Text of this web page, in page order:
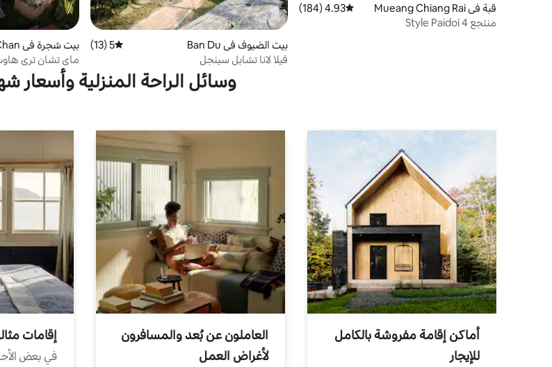
قبة في Mueang Chiang Rai متوسط التقييم 4.93 من 5، 184 مراجعات
4.93 (184)
منتجع Style Paidoi 4
بيت الضيوف في Ban Du متوسط التقييم 5 من 5، 13 مراجعات
5 (13)
فيلا لانا تشابل سينجل
بيت شجرة في Mae Chan
ماي تشان تري
وسائل الراحة المنزلية وأسعار
أماكن إقامة مفروشة بالكامل
للإيجار
العاملون عن بُعد والمسافرون
لأغراض العمل
إقامات
في بعض